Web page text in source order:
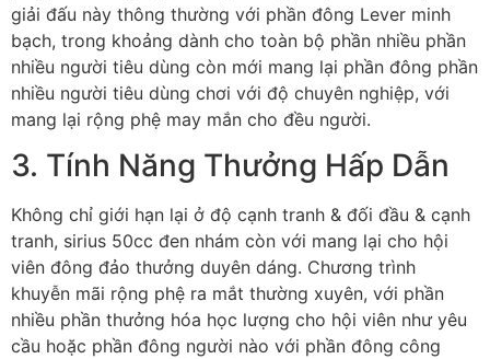
giải đấu này thông thường với phần đông Lever minh
bạch, trong khoảng dành cho toàn bộ phần nhiều phần
nhiều người tiêu dùng còn mới mang lại phần đông phần
nhiều người tiêu dùng chơi với độ chuyên nghiệp, với
mang lại rộng phệ may mắn cho đều người.
3. Tính Năng Thưởng Hấp Dẫn
Không chỉ giới hạn lại ở độ cạnh tranh & đối đầu & cạnh
tranh, sirius 50cc đen nhám còn với mang lại cho hội
viên đông đảo thưởng duyên dáng. Chương trình
khuyễn mãi rộng phệ ra mắt thường xuyên, với phần
nhiều phần thưởng hóa học lượng cho hội viên như yêu
cầu hoặc phần đông người nào với phần đông công